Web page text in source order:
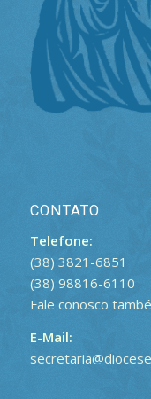
CONTATO
Telefone:
(38) 3821-6851
(38) 98816-6110
Fale conosco
E-Mail: